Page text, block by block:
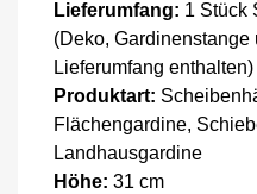
Lieferumfang: 1 Stück
(Deko,
Lieferumfang enthalten)
Produktart:
Flächengardine,
Landhausgardine
Höhe: 31 cm